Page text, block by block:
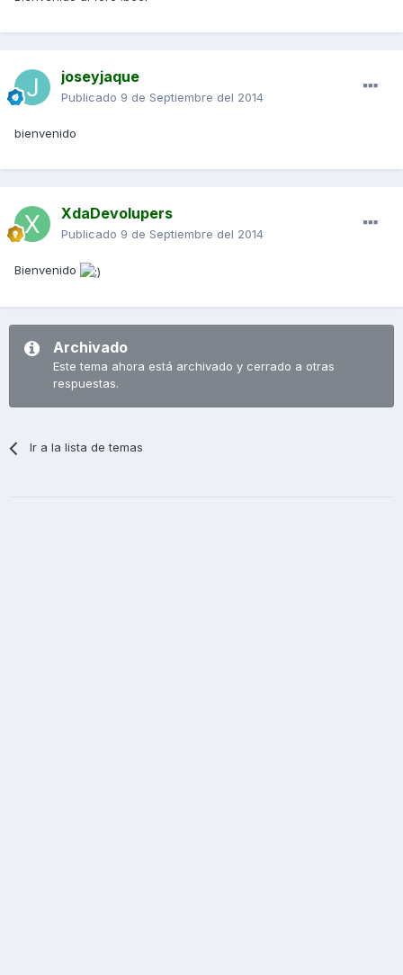
joseyjaque
Publicado 9 de Septiembre del 2014
bienvenido
XdaDevolupers
Publicado 9 de Septiembre del 2014
Bienvenido
Archivado
Este tema ahora está archivado y cerrado a otras
respuestas.
Ir a la lista de temas